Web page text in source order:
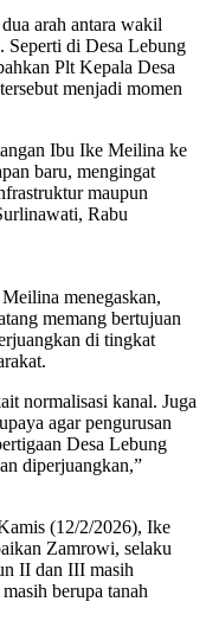
arah antara wakil
Seperti di Desa Lebung
Plt Kepala Desa
menjadi momen
Ibu Ike Meilina ke
baru, mengingat
maupun
Rabu
menegaskan,
memang bertujuan
di tingkat
normalisasi kanal. Juga
agar pengurusan
Desa Lebung
diperjuangkan,”
(12/2/2026), Ike
Zamrowi, selaku
II dan III masih
berupa tanah